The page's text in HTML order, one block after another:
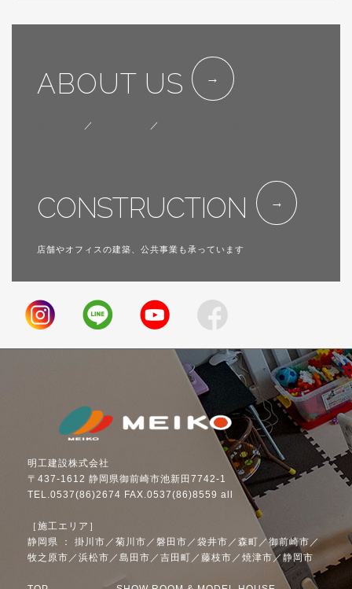
ABOUT US
／ ／
CONSTRUCTION
店舗やオフィスの建築、公共事業も承っています
明工建設株式会社
〒437-1612 静岡県御前崎市池新田7742-1
TEL.0537(86)2674 FAX.0537(86)8559 all
［施工エリア］
静岡県 ： 掛川市／菊川市／磐田市／袋井市／森町／御前崎市／
牧之原市／浜松市／島田市／吉田町／藤枝市／焼津市／静岡市